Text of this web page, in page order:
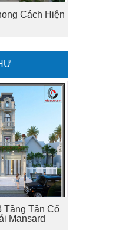
Cách Hiện
Tầng Tân Cổ
Mansard